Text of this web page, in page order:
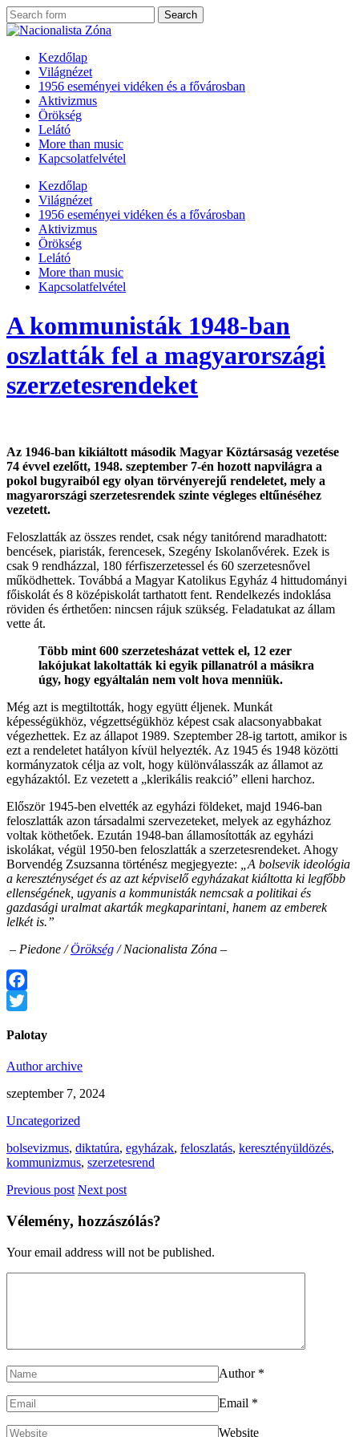
Kezdőlap
Világnézet
1956 eseményei vidéken és a fővárosban
Aktivizmus
Örökség
Lelátó
More than music
Kapcsolatfelvétel
Kezdőlap
Világnézet
1956 eseményei vidéken és a fővárosban
Aktivizmus
Örökség
Lelátó
More than music
Kapcsolatfelvétel
A kommunisták 1948-ban
oszlatták fel a magyarországi
szerzetesrendeket
Az 1946-ban kikiáltott második Magyar Köztársaság vezetése
74 évvel ezelőtt, 1948. szeptember 7-én hozott napvilágra a
pokol bugyraiból egy olyan törvényerejű rendeletet, mely a
magyarországi szerzetesrendek szinte végleges eltűnéséhez
vezetett.
Feloszlatták az összes rendet, csak négy tanitórend maradhatott:
bencések, piaristák, ferencesek, Szegény Iskolanővérek. Ezek is
csak 9 rendházzal, 180 férfiszerzetessel és 60 szerzetesnővel
működhettek. Továbbá a Magyar Katolikus Egyház 4 hittudományi
főiskolát és 8 középiskolát tarthatott fent. Rendelkezés indoklása
röviden és érthetően: nincsen rájuk szükség. Feladatukat az állam
vette át.
Több mint 600 szerzetesházat vettek el, 12 ezer
lakójukat lakoltatták ki egyik pillanatról a másikra
úgy, hogy egyáltalán nem volt hova menniük.
Még azt is megtiltották, hogy együtt éljenek. Munkát
képességükhöz, végzettségükhöz képest csak alacsonyabbakat
végezhettek. Ez az állapot 1989. Szeptember 28-ig tartott, amikor is
ezt a rendeletet hatályon kívül helyezték. Az 1945 és 1948 közötti
kormányzatok célja az volt, hogy különválasszák az államot az
egyházaktól. Ez vezetett a „klerikális reakció” elleni harchoz.
Először 1945-ben elvették az egyházi földeket, majd 1946-ban
feloszlatták azon társadalmi szervezeteket, melyek az egyházhoz
voltak köthetőek. Ezután 1948-ban államosították az egyházi
iskolákat, végül 1950-ben feloszlatták a szerzetesrendeket. Ahogy
Borvendég Zsuzsanna történész megjegyezte:
„A bolsevik ideológia
a kereszténységet és az azt képviselő egyházakat kiáltotta ki legfőbb
ellenségének, ugyanis a kommunisták nemcsak a politikai és
gazdasági uralmat akarták megkaparintani, hanem az emberek
lelkét is.”
– Piedone /Örökség / Nacionalista Zóna –
Facebook
Palotay
Author archive
szeptember 7, 2024
Uncategorized
bolsevizmus, diktatúra, egyházak, feloszlatás, keresztényüldözés,
kommunizmus, szerzetesrend
Previous post Next post
Vélemény, hozzászólás?
Your email address will not be published.
Author *
Email *
Website